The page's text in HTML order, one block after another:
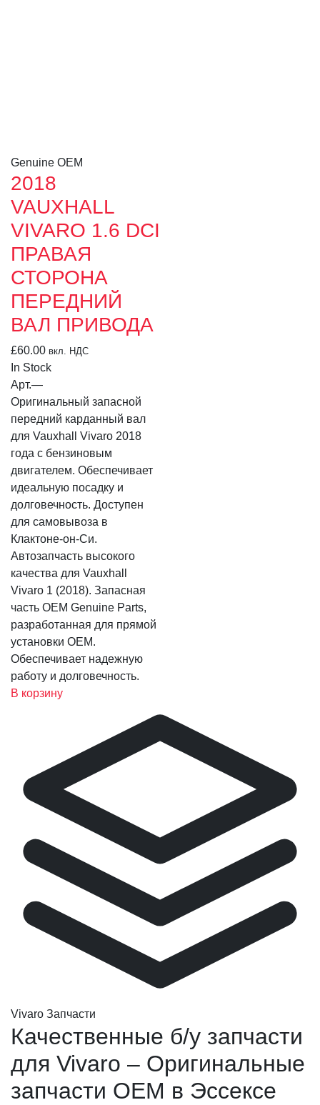
Genuine OEM
2018
VAUXHALL
VIVARO 1.6 DCI
ПРАВАЯ
СТОРОНА
ПЕРЕДНИЙ
ВАЛ ПРИВОДА
£60.00 вкл. НДС
In Stock
Арт.—
Оригинальный запасной
передний карданный вал
для Vauxhall Vivaro 2018
года с бензиновым
двигателем. Обеспечивает
идеальную посадку и
долговечность. Доступен
для самовывоза в
Клактоне-он-Си.
Автозапчасть высокого
качества для Vauxhall
Vivaro 1 (2018). Запасная
часть OEM Genuine Parts,
разработанная для прямой
установки OEM.
Обеспечивает надежную
работу и долговечность.
В корзину
Vivaro Запчасти
Качественные б/у запчасти
для Vivaro – Оригинальные
запчасти OEM в Эссексе